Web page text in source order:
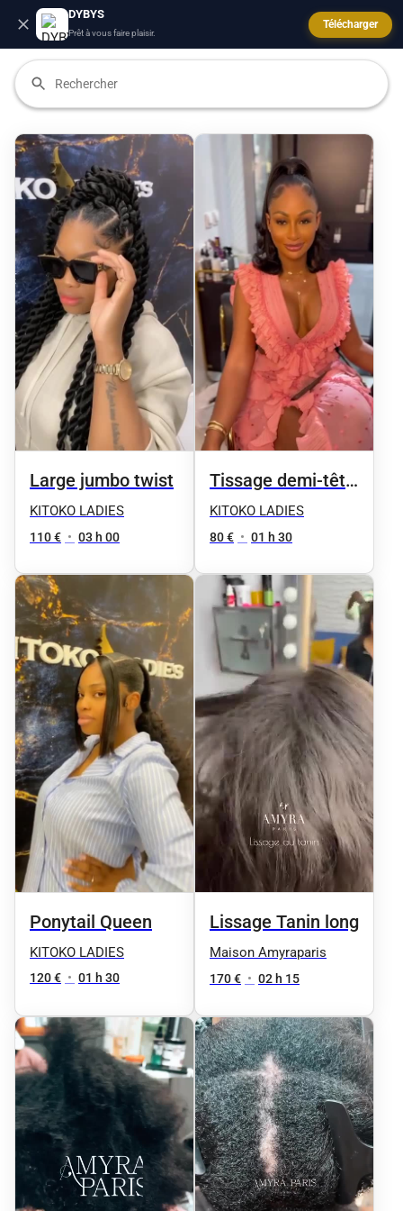
DYBYS
Prêt à vous faire plaisir.
Télécharger
Large jumbo twist
KITOKO LADIES
110 € • 03 h 00
Tissage demi-tête
BARBIE
KITOKO LADIES
80 € • 01 h 30
Ponytail Queen
KITOKO LADIES
120 € • 01 h 30
Lissage Tanin long
Maison Amyraparis
170 € • 02 h 15